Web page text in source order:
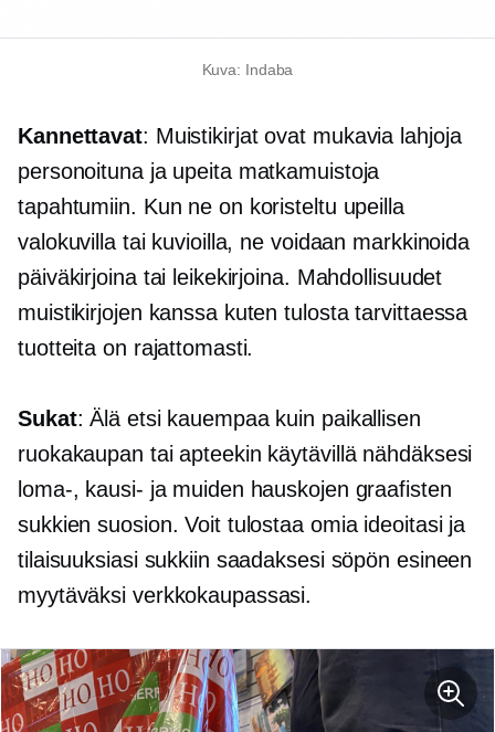
Kuva: Indaba
Kannettavat: Muistikirjat ovat mukavia lahjoja
personoituna ja upeita matkamuistoja
tapahtumiin. Kun ne on koristeltu upeilla
valokuvilla tai kuvioilla, ne voidaan markkinoida
päiväkirjoina tai leikekirjoina. Mahdollisuudet
muistikirjojen kanssa kutentulosta tarvittaessa
tuotteita on rajattomasti.
Sukat: Älä etsi kauempaa kuin paikallisen
ruokakaupan tai apteekin käytävillä nähdäksesi
loma-, kausi- ja muiden hauskojen graafisten
sukkien suosion. Voit tulostaa omia ideoitasi ja
tilaisuuksiasi sukkiin saadaksesi söpön esineen
myytäväksi verkkokaupassasi.